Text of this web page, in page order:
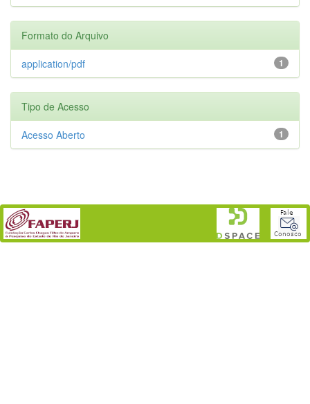
Formato do Arquivo
1
application/pdf
Tipo de Acesso
1
Acesso Aberto